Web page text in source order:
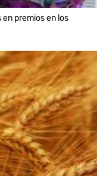
premios en los